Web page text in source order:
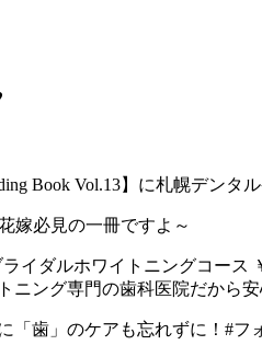
Book Vol.13】に札幌デンタ
嫁必見の一冊ですよ～
イダルホワイトニングコース
ニング専門の歯科医院だから
歯」のケアも忘れずに！#フ